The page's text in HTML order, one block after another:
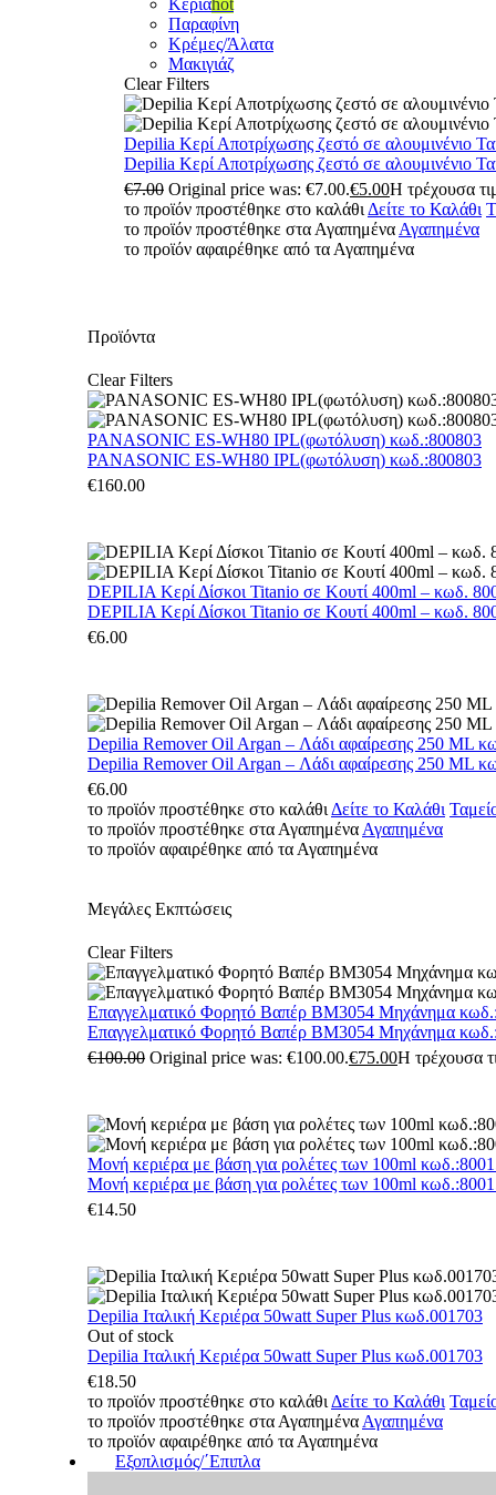
Κεριάhot
Παραφίνη
Κρέμες/Άλατα
Μακιγιάζ
Clear Filters
Depilia Κερί Αποτρίχωσης ζεστό σε αλουμινένιο
Depilia Κερί Αποτρίχωσης ζεστό σε αλουμινένιο
€7.00 Original price was: €7.00.€5.00Η τρέχουσα
το προϊόν προστέθηκε στο καλάθι Δείτε το Καλάθι
το προϊόν προστέθηκε στα Αγαπημένα Αγαπημένα
το προϊόν αφαιρέθηκε από τα Αγαπημένα
Προϊόντα
Clear Filters
PANASONIC ES-WH80 IPL(φωτόλυση) κωδ.:800803
PANASONIC ES-WH80 IPL(φωτόλυση) κωδ.:800803
€160.00
DEPILIA Κερί Δίσκοι Titanio σε Κουτί 400ml – κωδ.
DEPILIA Κερί Δίσκοι Titanio σε Κουτί 400ml – κωδ.
€6.00
Depilia Remover Oil Argan – Λάδι αφαίρεσης 250 ML
Depilia Remover Oil Argan – Λάδι αφαίρεσης 250 ML
€6.00
το προϊόν προστέθηκε στο καλάθι Δείτε το Καλάθι
το προϊόν προστέθηκε στα Αγαπημένα Αγαπημένα
το προϊόν αφαιρέθηκε από τα Αγαπημένα
Μεγάλες Εκπτώσεις
Clear Filters
Επαγγελματικό Φορητό Βαπέρ BM3054 Μηχάνημα
Επαγγελματικό Φορητό Βαπέρ BM3054 Μηχάνημα
€100.00 Original price was: €100.00.€75.00Η τρέχουσα
Μονή κεριέρα με βάση για ρολέτες των 100ml
Μονή κεριέρα με βάση για ρολέτες των 100ml
€14.50
Depilia Ιταλική Κεριέρα 50watt Super Plus κωδ.001703
Out of stock
Depilia Ιταλική Κεριέρα 50watt Super Plus κωδ.001703
€18.50
το προϊόν προστέθηκε στο καλάθι Δείτε το Καλάθι
το προϊόν προστέθηκε στα Αγαπημένα Αγαπημένα
το προϊόν αφαιρέθηκε από τα Αγαπημένα
Εξοπλισμός/΄Επιπλα